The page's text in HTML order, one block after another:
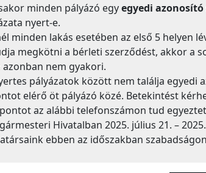
minden pályázó egyegyedi
nyert-e.
minden lakás esetében az első 5 helyen
megkötni a bérleti szerződést, akkor a
azonban nem gyakori.
pályázatok között nem találja egyedi
elérő öt pályázó közé. Betekintést
az alábbi telefonszámon tud
Hivatalban 2025. július 21. –
ebben az időszakban